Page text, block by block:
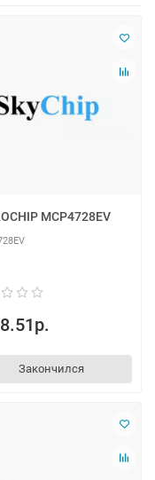
MCP4728EV
Закончился